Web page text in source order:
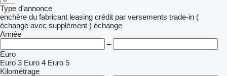
Type d'annonce
enchère du fabricant leasing crédit par versements trade-in (
échange avec supplément ) échange
Année
–
Euro
Euro 3 Euro 4 Euro 5
Kilométrage